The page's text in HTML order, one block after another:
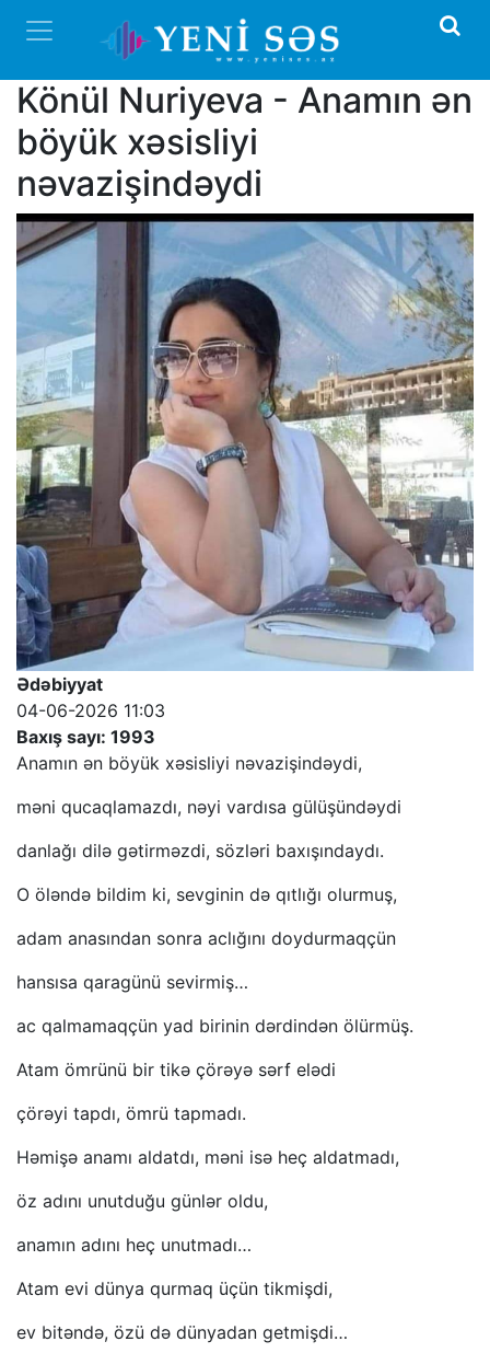
Könül Nuriyeva - Anamın ən
böyük xəsisliyi
nəvazişindəydi
Ədəbiyyat
04-06-2026 11:03
Baxış sayı: 1993
Anamın ən böyük xəsisliyi nəvazişindəydi,
məni qucaqlamazdı, nəyi vardısa gülüşündəydi
danlağı dilə gətirməzdi, sözləri baxışındaydı.
O öləndə bildim ki, sevginin də qıtlığı olurmuş,
adam anasından sonra aclığını doydurmaqçün
hansısa qaragünü sevirmiş…
ac qalmamaqçün yad birinin dərdindən ölürmüş.
Atam ömrünü bir tikə çörəyə sərf elədi
çörəyi tapdı, ömrü tapmadı.
Həmişə anamı aldatdı, məni isə heç aldatmadı,
öz adını unutduğu günlər oldu,
anamın adını heç unutmadı…
Atam evi dünya qurmaq üçün tikmişdi,
ev bitəndə, özü də dünyadan getmişdi…